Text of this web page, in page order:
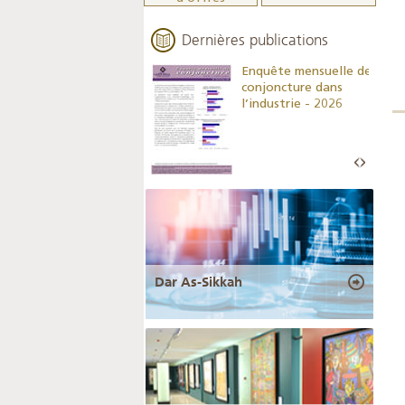
Dernières publications
Enquête mensuelle de
conjoncture dans
l’industrie - 2026
Dar As-Sikkah